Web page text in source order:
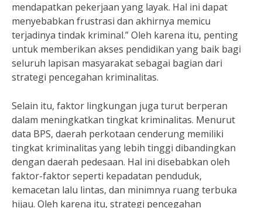
mendapatkan pekerjaan yang layak. Hal ini dapat
menyebabkan frustrasi dan akhirnya memicu
terjadinya tindak kriminal.” Oleh karena itu, penting
untuk memberikan akses pendidikan yang baik bagi
seluruh lapisan masyarakat sebagai bagian dari
strategi pencegahan kriminalitas.
Selain itu, faktor lingkungan juga turut berperan
dalam meningkatkan tingkat kriminalitas. Menurut
data BPS, daerah perkotaan cenderung memiliki
tingkat kriminalitas yang lebih tinggi dibandingkan
dengan daerah pedesaan. Hal ini disebabkan oleh
faktor-faktor seperti kepadatan penduduk,
kemacetan lalu lintas, dan minimnya ruang terbuka
hijau. Oleh karena itu, strategi pencegahan